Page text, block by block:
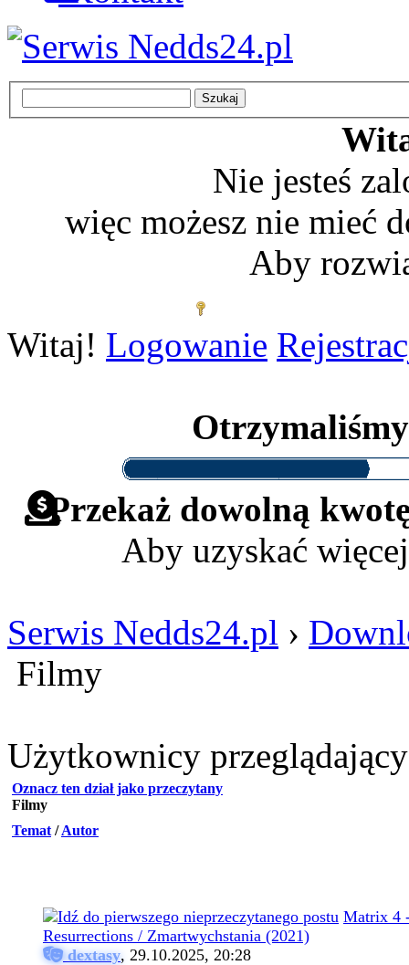
Nie jesteś
więc możesz nie mieć
Aby
Witaj! Logowanie
Przekaż dowolną
Aby uzyskać
Serwis Nedds24.pl ›
Filmy
Użytkownicy
Oznacz ten dział jako przeczytany
Filmy
Temat /Autor
Matrix 4
Resurrections / Zmartwychstania (2021)
dextasy, 29.10.2025, 20:28